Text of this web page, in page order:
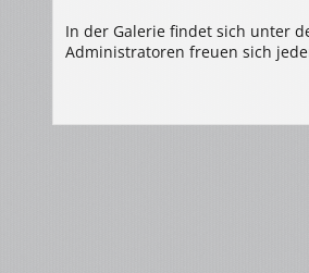
In der Galerie findet sich unter
Administratoren freuen sich